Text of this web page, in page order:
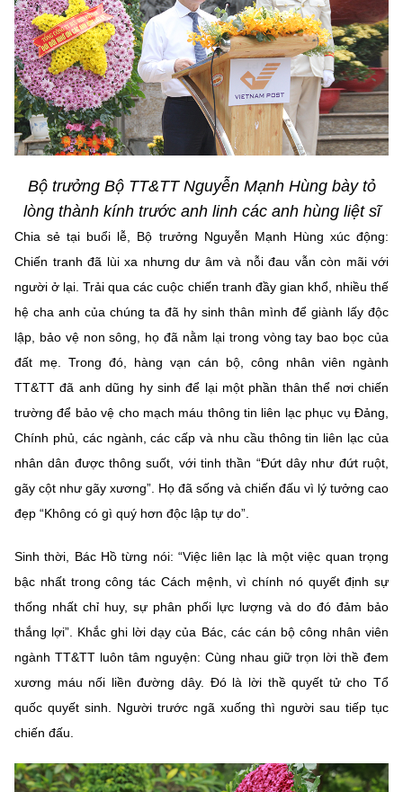
Bộ trưởng Bộ TT&TT Nguyễn Mạnh Hùng bày tỏ
lòng thành kính trước anh linh các anh hùng liệt sĩ
Chia sẻ tại buổi lễ, Bộ trưởng Nguyễn Mạnh Hùng xúc động:
Chiến tranh đã lùi xa nhưng dư âm và nỗi đau vẫn còn mãi với
người ở lại. Trải qua các cuộc chiến tranh đầy gian khổ, nhiều thế
hệ cha anh của chúng ta đã hy sinh thân mình để giành lấy độc
lập, bảo vệ non sông, họ đã nằm lại trong vòng tay bao bọc của
đất mẹ. Trong đó, hàng vạn cán bộ, công nhân viên ngành
TT&TT đã anh dũng hy sinh để lại một phần thân thể nơi chiến
trường để bảo vệ cho mạch máu thông tin liên lạc phục vụ Đảng,
Chính phủ, các ngành, các cấp và nhu cầu thông tin liên lạc của
nhân dân được thông suốt, với tinh thần “Đứt dây như đứt ruột,
gãy cột như gãy xương”. Họ đã sống và chiến đấu vì lý tưởng cao
đẹp “Không có gì quý hơn độc lập tự do”.
Sinh thời, Bác Hồ từng nói: “Việc liên lạc là một việc quan trọng
bậc nhất trong công tác Cách mệnh, vì chính nó quyết định sự
thống nhất chỉ huy, sự phân phối lực lượng và do đó đảm bảo
thắng lợi”. Khắc ghi lời dạy của Bác, các cán bộ công nhân viên
ngành TT&TT luôn tâm nguyện: Cùng nhau giữ trọn lời thề đem
xương máu nối liền đường dây. Đó là lời thề quyết tử cho Tổ
quốc quyết sinh. Người trước ngã xuống thì người sau tiếp tục
chiến đấu.